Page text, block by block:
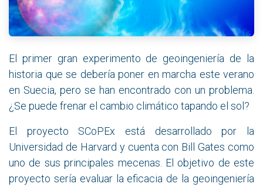
El primer gran experimento de geoingeniería de la
historia que se debería poner en marcha este verano
en Suecia, pero se han encontrado con un problema.
¿Se puede frenar el cambio climático tapando el sol?
El proyecto SCoPEx está desarrollado por la
Universidad de Harvard y cuenta con Bill Gates como
uno de sus principales mecenas. El objetivo de este
proyecto sería evaluar la eficacia de la geoingeniería